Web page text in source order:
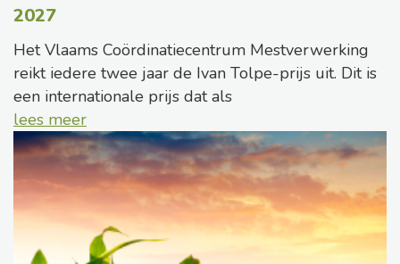
2027
Het Vlaams Coördinatiecentrum Mestverwerking
reikt iedere twee jaar de Ivan Tolpe-prijs uit. Dit is
een internationale prijs dat als
lees meer